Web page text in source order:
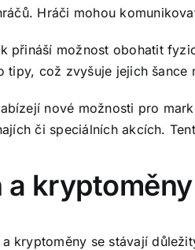
Hráči mohou
přináší možnost obohatit
tipy, což zvyšuje jejich
nové možnosti pro
či speciálních akcích.
a
kryptoměny se stávají